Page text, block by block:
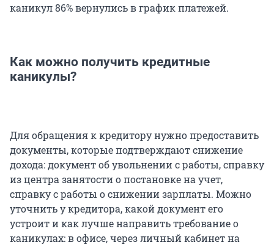
каникул 86% вернулись в график платежей.
Как можно получить кредитные
каникулы?
Для обращения к кредитору нужно предоставить
документы, которые подтверждают снижение
дохода: документ об увольнении с работы, справку
из центра занятости о постановке на учет,
справку с работы о снижении зарплаты. Можно
уточнить у кредитора, какой документ его
устроит и как лучше направить требование о
каникулах: в офисе, через личный кабинет на